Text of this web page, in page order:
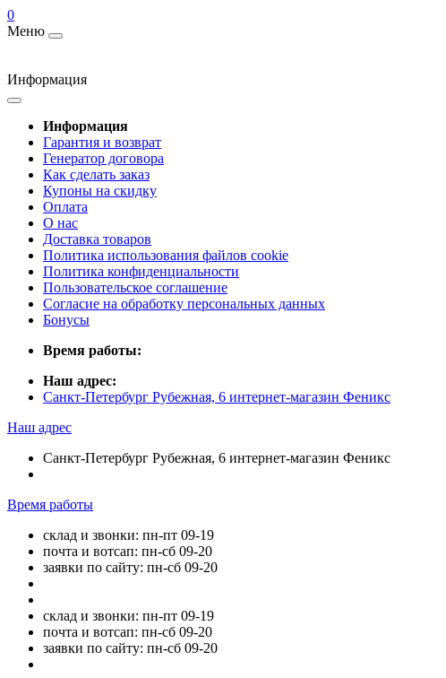
0
Меню
Информация
Информация
Гарантия и возврат
Генератор договора
Как сделать заказ
Купоны на скидку
Оплата
О нас
Доставка товаров
Политика использования файлов cookie
Политика конфиденциальности
Пользовательское соглашение
Согласие на обработку персональных данных
Бонусы
Время работы:
Наш адрес:
Санкт-Петербург Рубежная, 6 интернет-магазин Феникс
Наш адрес
Санкт-Петербург Рубежная, 6 интернет-магазин Феникс
Время работы
склад и звонки: пн-пт 09-19
почта и вотсап: пн-сб 09-20
заявки по сайту: пн-сб 09-20
склад и звонки: пн-пт 09-19
почта и вотсап: пн-сб 09-20
заявки по сайту: пн-сб 09-20